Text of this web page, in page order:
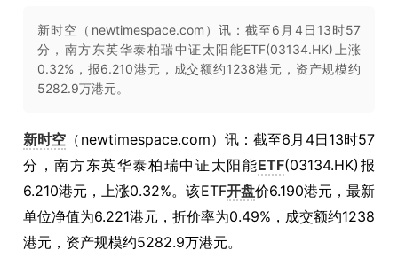
新时空（newtimespace.com）讯：截至6月4日13时57
分，南方东英华泰柏瑞中证太阳能ETF(03134.HK)上涨
0.32%，报6.210港元，成交额约1238港元，资产规模约
5282.9万港元。
新时空 （newtimespace.com）讯：截至6月4日13时57
分，南方东英华泰柏瑞中证太阳能ETF(03134.HK)报
6.210港元，上涨0.32%。该ETF开盘价6.190港元，最新
单位净值为6.221港元，折价率为0.49%，成交额约1238
港元，资产规模约5282.9万港元。